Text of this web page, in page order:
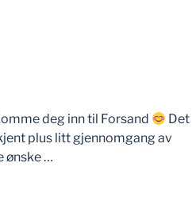
deg inn til Forsand
Det
plus litt gjennomgang av
ønske …